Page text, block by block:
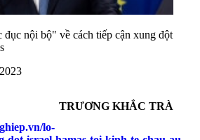
nội bộ" về cách tiếp cận xung đột
TRƯƠNG KHẮC TRÀ
lo-